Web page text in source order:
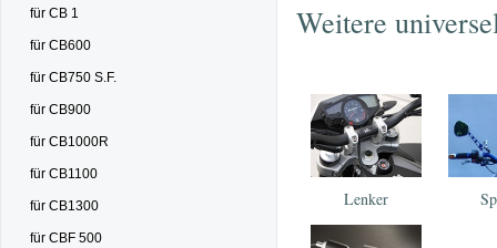
für CB 1
für CB600
für CB750 S.F.
für CB900
für CB1000R
für CB1100
für CB1300
für CBF 500
Weitere
Lenker